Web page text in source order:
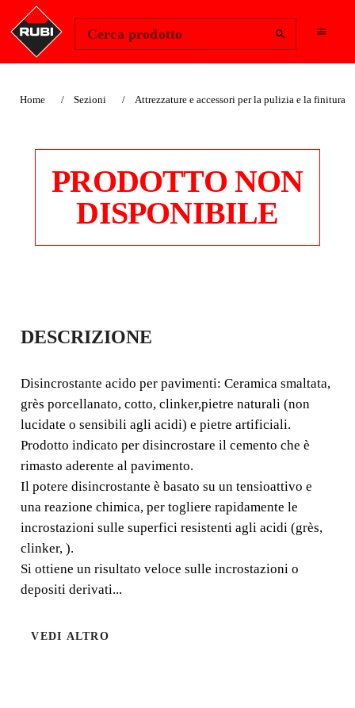
Cerca prodotto
Home Sezioni Attrezzature e accessori per la pulizia e la finitura
PRODOTTO NON
DISPONIBILE
DETERGENTE PER
GRES
PORCELLANATO
Disincrostante acido per pavimenti: Ceramica smaltata,
grès porcellanato, cotto, clinker,pietre naturali (non
lucidate o sensibili agli acidi) e pietre artificiali.
DESCRIZIONE
Disincrostante acido per pavimenti: Ceramica smaltata,
grès porcellanato, cotto, clinker,pietre naturali (non
lucidate o sensibili agli acidi) e pietre artificiali.
Prodotto indicato per disincrostare il cemento che è
rimasto aderente al pavimento.
Il potere disincrostante è basato su un tensioattivo e
una reazione chimica, per togliere rapidamente le
incrostazioni sulle superfici resistenti agli acidi (grès,
clinker, ).
Si ottiene un risultato veloce sulle incrostazioni o
depositi derivati...
VEDI ALTRO